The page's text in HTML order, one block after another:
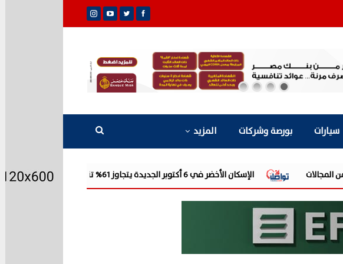
سيارات بورصة وشركات المزيد
الإسكان الأخضر في 6 أكتوبر الجديدة يتجاوز 61% تنفيذًا.. 14 ألف وحدة صديقة للبيئة تقترب من التسليم